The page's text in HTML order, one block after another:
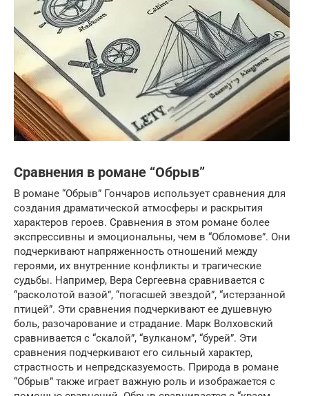
Сравнения в романе “Обрыв”
В романе “Обрыв” Гончаров использует сравнения для
создания драматической атмосферы и раскрытия
характеров героев. Сравнения в этом романе более
экспрессивны и эмоциональны, чем в “Обломове”. Они
подчеркивают напряженность отношений между
героями, их внутренние конфликты и трагические
судьбы. Например, Вера Сергеевна сравнивается с
“расколотой вазой”, “погасшей звездой”, “истерзанной
птицей”. Эти сравнения подчеркивают ее душевную
боль, разочарование и страдание. Марк Волховский
сравнивается с “скалой”, “вулканом”, “бурей”. Эти
сравнения подчеркивают его сильный характер,
страстность и непредсказуемость. Природа в романе
“Обрыв” также играет важную роль и изображается с